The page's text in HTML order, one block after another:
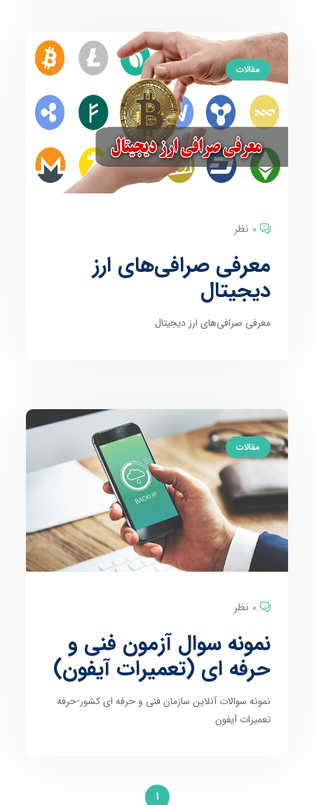
مقالات
0 نظر
معرفی صرافی‌‌های ارز
دیجیتال
معرفی صرافی‌‌های ارز دیجیتال
مقالات
0 نظر
نمونه سوال آزمون فنی و
حرفه ای (تعمیرات آیفون)
نمونه سوالات آنلاین سازمان فنی و حرفه ای کشور-حرفه
تعمیرات آیفون
1